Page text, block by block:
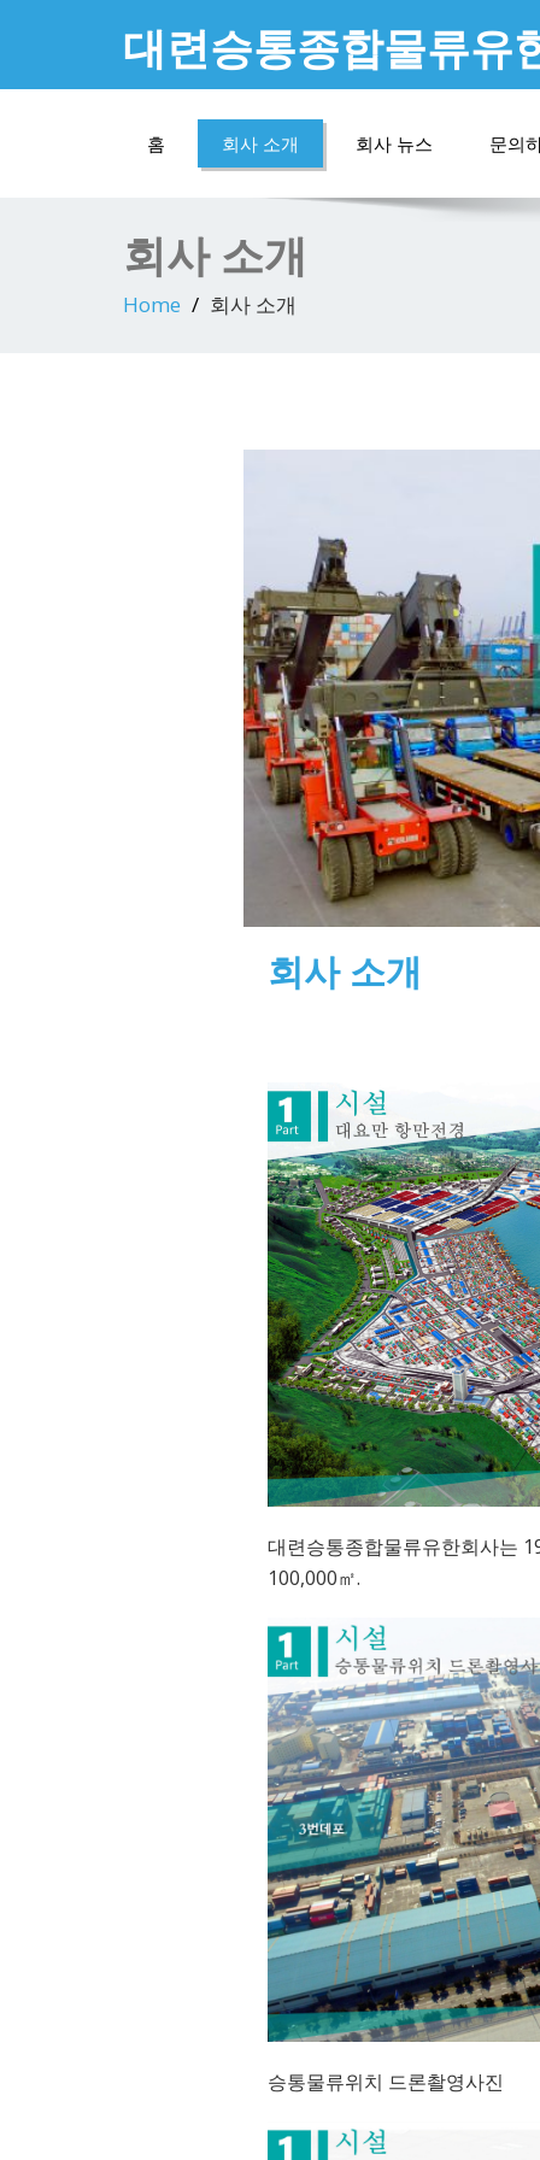
대련승통종합물류유
홈 회사 소개 회사 뉴스 문의
회사 소개
Home 회사 소개
회사 소개
대련승통종합물류유한회사는
100,000㎡.
승통물류위치 드론촬영사진